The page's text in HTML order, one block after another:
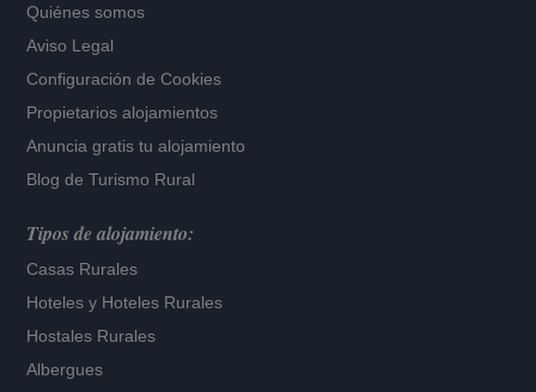
Quiénes somos
Aviso Legal
Configuración de Cookies
Propietarios alojamientos
Anuncia gratis tu alojamiento
Blog de Turismo Rural
Tipos de alojamiento:
Casas Rurales
Hoteles y Hoteles Rurales
Hostales Rurales
Albergues